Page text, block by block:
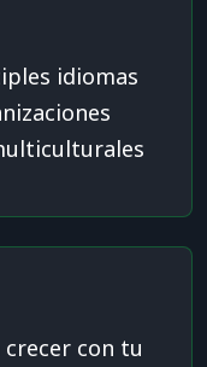
idiomas
con tu